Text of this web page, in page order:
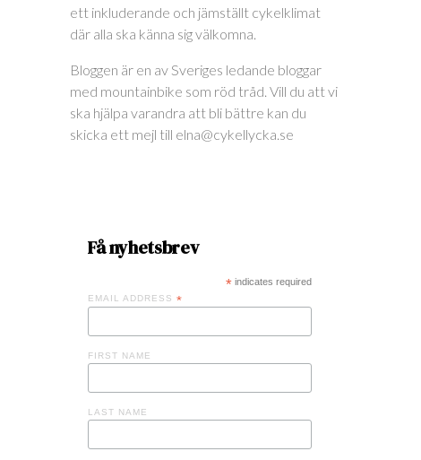
ett inkluderande och jämställt cykelklimat
där alla ska känna sig välkomna.
Bloggen är en av Sveriges ledande bloggar
med mountainbike som röd tråd. Vill du att vi
ska hjälpa varandra att bli bättre kan du
skicka ett mejl till elna@cykellycka.se
Få nyhetsbrev
*indicates required
EMAIL ADDRESS *
FIRST NAME
LAST NAME